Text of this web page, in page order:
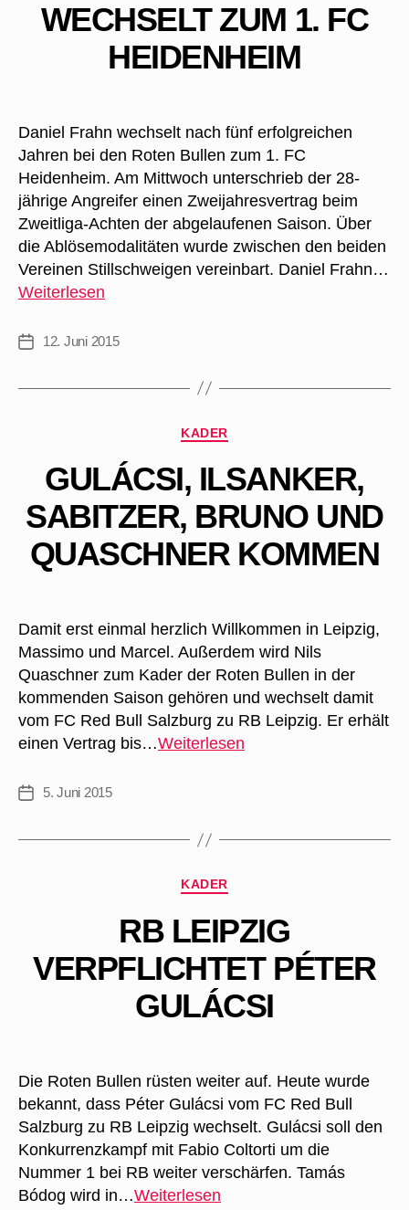
WECHSELT ZUM 1. FC
HEIDENHEIM
Daniel Frahn wechselt nach fünf erfolgreichen
Jahren bei den Roten Bullen zum 1. FC
Heidenheim. Am Mittwoch unterschrieb der 28-
jährige Angreifer einen Zweijahresvertrag beim
Zweitliga-Achten der abgelaufenen Saison. Über
die Ablösemodalitäten wurde zwischen den beiden
Vereinen Stillschweigen vereinbart. Daniel Frahn…
Weiterlesen
wechselt
Heidenheim
Veröffentlichungsdatum
12. Juni 2015
Kategorien
KADER
GULÁCSI, ILSANKER,
SABITZER, BRUNO UND
QUASCHNER KOMMEN
Damit erst einmal herzlich Willkommen in Leipzig,
Massimo und Marcel. Außerdem wird Nils
Quaschner zum Kader der Roten Bullen in der
kommenden Saison gehören und wechselt damit
vom FC Red Bull Salzburg zu RB Leipzig. Er erhält
einen Vertrag bis…Weiterlesen
Veröffentlichungsdatum
5. Juni 2015
Kategorien
KADER
RB LEIPZIG
VERPFLICHTET PÉTER
GULÁCSI
Die Roten Bullen rüsten weiter auf. Heute wurde
bekannt, dass Péter Gulácsi vom FC Red Bull
Salzburg zu RB Leipzig wechselt. Gulácsi soll den
Konkurrenzkampf mit Fabio Coltorti um die
Nummer 1 bei RB weiter verschärfen. Tamás
Bódog wird in…Weiterlesen